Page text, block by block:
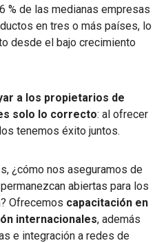
% de las medianas empresas
en tres o más países, lo
desde el bajo crecimiento
a los propietarios de
solo lo correcto: al ofrecer
tenemos éxito juntos.
¿cómo nos aseguramos de
abiertas para los
Ofrecemos capacitación en
internacionales, además
e integración a redes de